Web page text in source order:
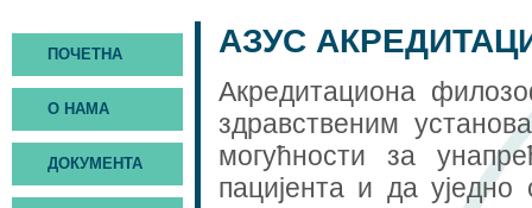
ПОЧЕТНА
О НАМА
ДОКУМЕНТА
АЗУС
Акредитациона
здравственим
могућности за
пацијента и да уједно